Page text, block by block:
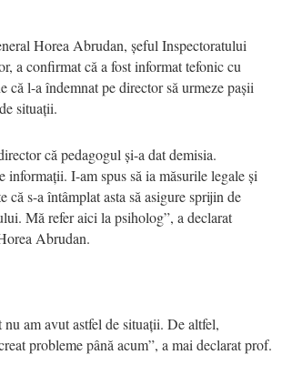
Horea Abrudan, șeful Inspectoratului
a confirmat că a fost informat tefonic cu
că l-a îndemnat pe director să urmeze pașii
situații.
că pedagogul și-a dat demisia.
informații. I-am spus să ia măsurile legale și
că s-a întâmplat asta să asigure sprijin de
Mă refer aici la psiholog”, a declarat
Abrudan.
nu am avut astfel de situații. De altfel,
probleme până acum”, a mai declarat prof.